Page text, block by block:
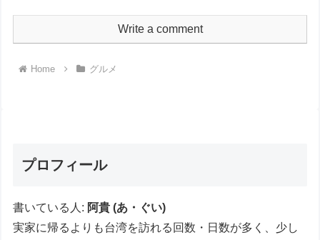
Write a comment
Home グルメ
プロフィール
書いている人: 阿貴 (あ・ぐい)
実家に帰るよりも台湾を訪れる回数・日数が多く、少し